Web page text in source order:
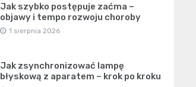
Jak szybko postępuje zaćma –
objawy i tempo rozwoju choroby
1 sierpnia 2026
Jak zsynchronizować lampę
błyskową z aparatem – krok po kroku